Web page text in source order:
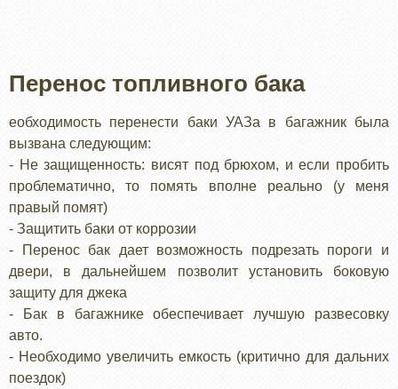
Перенос топливного бака
еобходимость перенести баки УАЗа в багажник была
вызвана следующим:
- Не защищенность: висят под брюхом, и если пробить
проблематично, то помять вполне реально (у меня
правый помят)
- Защитить баки от коррозии
- Перенос бак дает возможность подрезать пороги и
двери, в дальнейшем позволит установить боковую
защиту для джека
- Бак в багажнике обеспечивает лучшую развесовку
авто.
- Необходимо увеличить емкость (критично для дальних
поездок)